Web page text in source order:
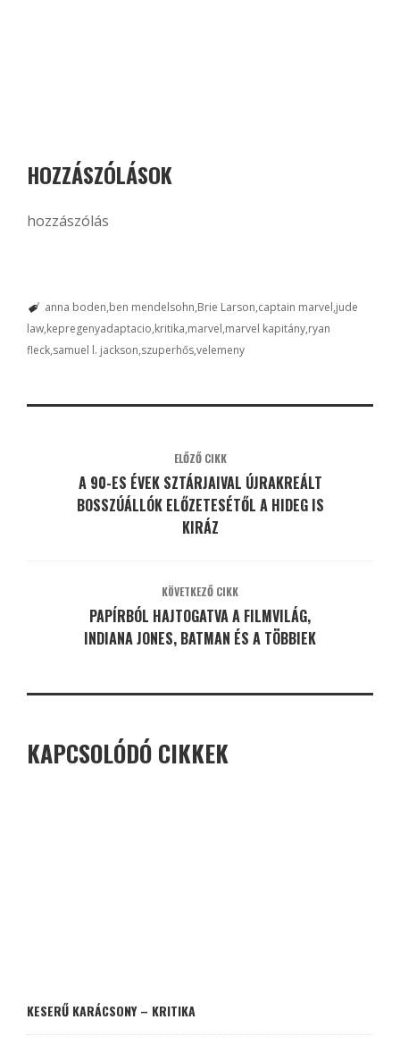
HOZZÁSZÓLÁSOK
hozzászólás
anna boden ben mendelsohn Brie Larson captain marvel jude
law kepregenyadaptacio kritika marvel marvel kapitány ryan
fleck samuel l. jackson szuperhősvelemeny
ELŐZŐ CIKK
A 90-ES ÉVEK SZTÁRJAIVAL ÚJRAKREÁLT
BOSSZÚÁLLÓK ELŐZETESÉTŐL A HIDEG IS
KIRÁZ
KÖVETKEZŐ CIKK
PAPÍRBÓL HAJTOGATVA A FILMVILÁG,
INDIANA JONES, BATMAN ÉS A TÖBBIEK
KAPCSOLÓDÓ CIKKEK
KESERŰ KARÁCSONY – KRITIKA